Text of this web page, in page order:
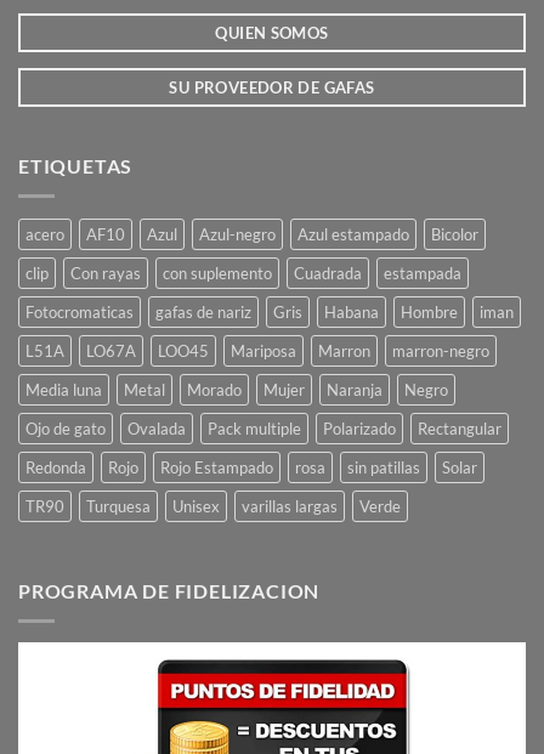
de
producto
de
producto
QUIEN SOMOS
SU PROVEEDOR DE GAFAS
ETIQUETAS
acero AF10 Azul Azul-negro Azul estampado
Bicolor
clip
Con rayas con suplemento Cuadrada
estampada
Fotocromaticas
gafas de nariz Gris Habana Hombre
iman
L51A
LO67A LOO45 Mariposa Marron
marron-negro
Media luna
Metal Morado Mujer Naranja
Negro
Ojo de gato
Ovalada Pack multiple Polarizado
Rectangular
Redonda
Rojo Rojo Estampado rosa sin patillas
Solar
TR90
Turquesa Unisex varillas largas Verde
PROGRAMA DE FIDELIZACION